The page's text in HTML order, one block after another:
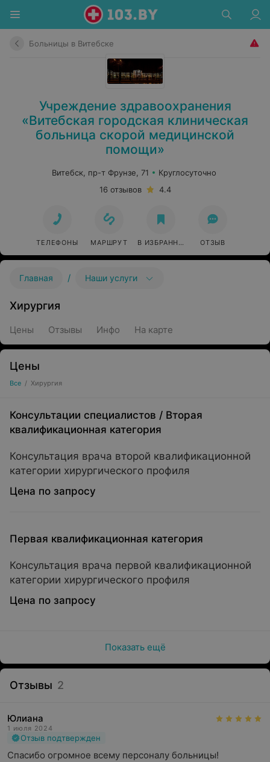
Больницы в Витебске
Учреждение здравоохранения
«Витебская городская клиническая
больница скорой медицинской
помощи»
Витебск, пр-т Фрунзе, 71
Круглосуточно
16 отзывов
4.4
ТЕЛЕФОНЫ МАРШРУТ В ИЗБРАННОЕ ОТЗЫВ
Главная / Наши услуги
Хирургия
Цены Отзывы Инфо На карте
Цены
Все / Хирургия
Консультации специалистов / Вторая
квалификационная категория
Консультация врача второй квалификационной
категории хирургического профиля
Цена по запросу
Первая квалификационная категория
Консультация врача первой квалификационной
категории хирургического профиля
Цена по запросу
Показать ещё
Отзывы 2
Юлиана
1 июля 2024
Отзыв подтвержден
Спасибо огромное всему персоналу больницы!